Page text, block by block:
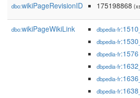
dbo:wikiPageRevisionID 175198868
dbo:wikiPageWikiLink dbpedia-fr
dbpedia-fr
dbpedia-fr:1576
dbpedia-fr
dbpedia-fr
dbpedia-fr